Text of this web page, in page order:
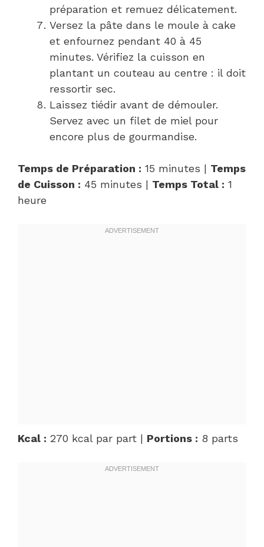
préparation et remuez délicatement.
Versez la pâte dans le moule à cake
et enfournez pendant 40 à 45
minutes. Vérifiez la cuisson en
plantant un couteau au centre : il doit
ressortir sec.
Laissez tiédir avant de démouler.
Servez avec un filet de miel pour
encore plus de gourmandise.
Temps de Préparation : 15 minutes | Temps
de Cuisson : 45 minutes | Temps Total : 1
heure
Kcal : 270 kcal par part | Portions : 8 parts